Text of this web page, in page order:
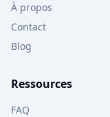
À propos
Contact
Blog
Ressources
FAQ